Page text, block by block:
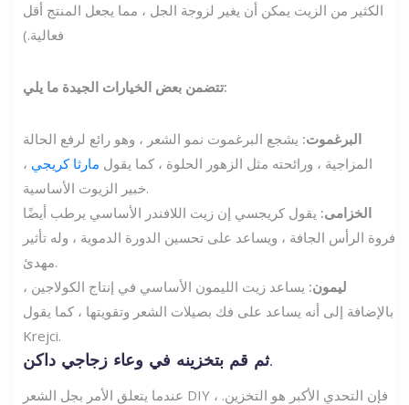
الكثير من الزيت يمكن أن يغير لزوجة الجل ، مما يجعل المنتج أقل
فعالية.)
تتضمن بعض الخيارات الجيدة ما يلي:
البرغموت: يشجع البرغموت نمو الشعر ، وهو رائع لرفع الحالة
المزاجية ، ورائحته مثل الزهور الحلوة ، كما يقول مارثا كريجي ،
خبير الزيوت الأساسية.
الخزامى: يقول كريجسي إن زيت اللافندر الأساسي يرطب أيضًا
فروة الرأس الجافة ، ويساعد على تحسين الدورة الدموية ، وله تأثير
مهدئ.
ليمون: يساعد زيت الليمون الأساسي في إنتاج الكولاجين ،
بالإضافة إلى أنه يساعد على فك بصيلات الشعر وتقويتها ، كما يقول
Krejci.
ثم قم بتخزينه في وعاء زجاجي داكن.
عندما يتعلق الأمر بجل الشعر DIY ، فإن التحدي الأكبر هو التخزين.